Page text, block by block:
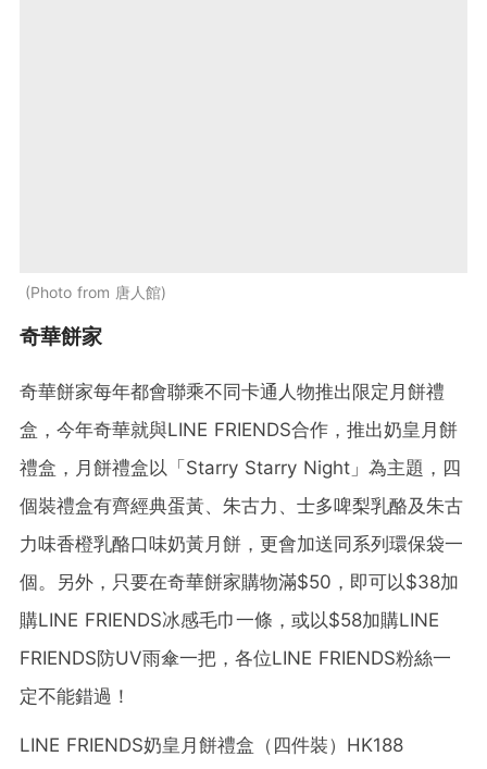
Photo from 唐人館
奇華餅家
奇華餅家每年都會聯乘不同卡通人物推出限定月餅禮
盒，今年奇華就與LINE FRIENDS合作，推出奶皇月餅
禮盒，月餅禮盒以「Starry Starry Night」為主題，四
個裝禮盒有齊經典蛋黃、朱古力、士多啤梨乳酪及朱古
力味香橙乳酪口味奶黃月餅，更會加送同系列環保袋一
個。另外，只要在奇華餅家購物滿$50，即可以$38加
購LINE FRIENDS冰感毛巾一條，或以$58加購LINE
FRIENDS防UV雨傘一把，各位LINE FRIENDS粉絲一
定不能錯過！
LINE FRIENDS奶皇月餅禮盒（四件裝）HK188